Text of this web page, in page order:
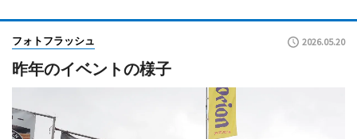
フォトフラッシュ 2026.05.20
昨年のイベントの様子